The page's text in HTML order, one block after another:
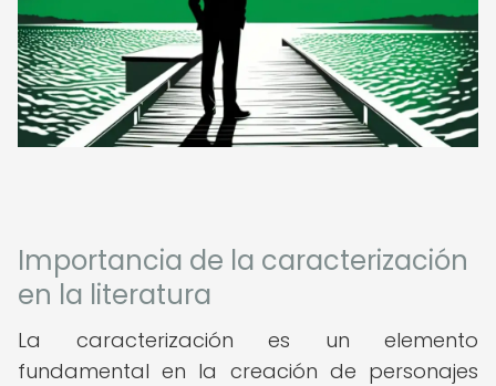
Importancia de la caracterización
en la literatura
La caracterización es un elemento
fundamental en la creación de personajes